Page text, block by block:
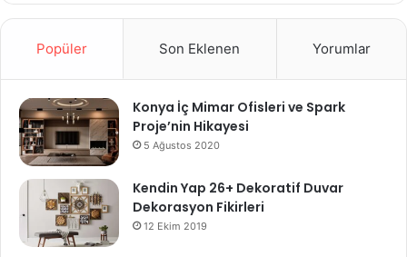
Popüler Son Eklenen Yorumlar
Konya İç Mimar Ofisleri ve Spark
Proje’nin Hikayesi
5 Ağustos 2020
Kendin Yap 26+ Dekoratif Duvar
Dekorasyon Fikirleri
12 Ekim 2019